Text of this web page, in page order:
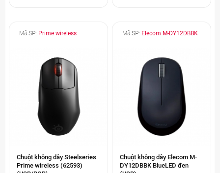
Mã SP: Prime wireless
Chuột không dây Steelseries
Prime wireless (62593)
Mã SP: Elecom M-DY12DBBK
Chuột không dây Elecom M-
DY12DBBK BlueLED đen